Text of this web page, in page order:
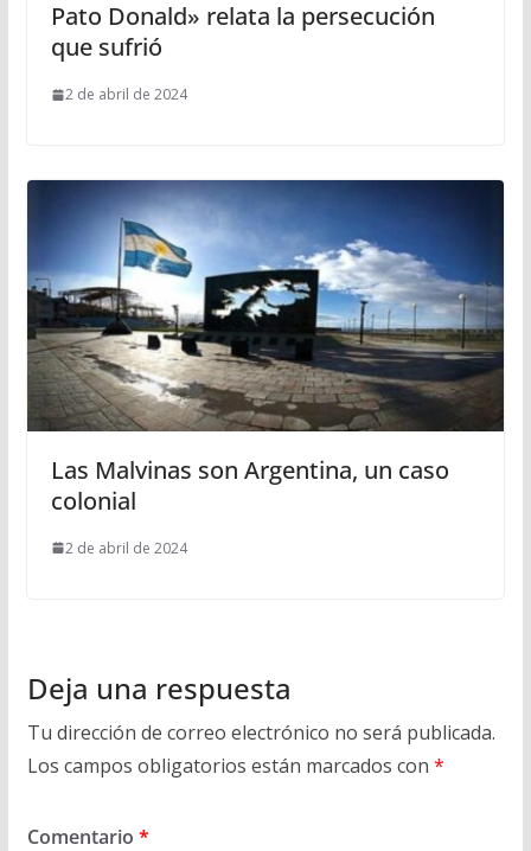
Pato Donald» relata la persecución
que sufrió
2 de abril de 2024
Las Malvinas son Argentina, un caso
colonial
2 de abril de 2024
Deja una respuesta
Tu dirección de correo electrónico no será publicada.
Los campos obligatorios están marcados con *
Comentario *